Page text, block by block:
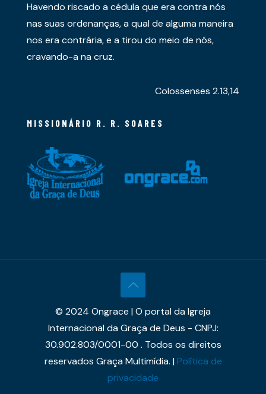
Havendo riscado a cédula que era contra nós
nas suas ordenanças, a qual de alguma maneira
nos era contrária, e a tirou do meio de nós,
cravando-a na cruz.
Colossenses 2.13,14
MISSIONÁRIO R. R. SOARES
© 2024 Ongrace | O portal da Igreja
Internacional da Graça de Deus - CNPJ:
30.902.803/0001-00 . Todos os direitos
reservados Graça Multimídia. |Política de
privacidade